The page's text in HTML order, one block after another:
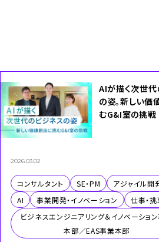
コンサルタント SE・PM
アジャイル開
AI
事業開発・イノベーション
仕事・
ビジネスエンジニアリング＆イノベーショ
本部／EAS事業本部
AIが描く次世代
の姿。新しい価
むG&I室の挑戦
2026.03.02